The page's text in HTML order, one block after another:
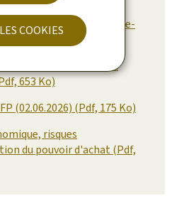
COOKIES
der
im Rahmen der Tripartite-
Pdf, 106 Ko)
l’UEL en vue la réunion
653 Ko)
(02.06.2026) (Pdf, 175 Ko)
risques
du pouvoir d'achat (Pdf,